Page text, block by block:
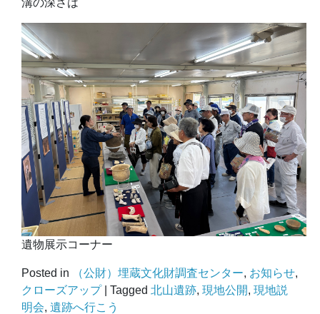
溝の深さは
遺物展示コーナー
Posted in （公財）埋蔵文化財調査センター, お知らせ,
クローズアップ| Tagged 北山遺跡, 現地公開, 現地説
明会, 遺跡へ行こう